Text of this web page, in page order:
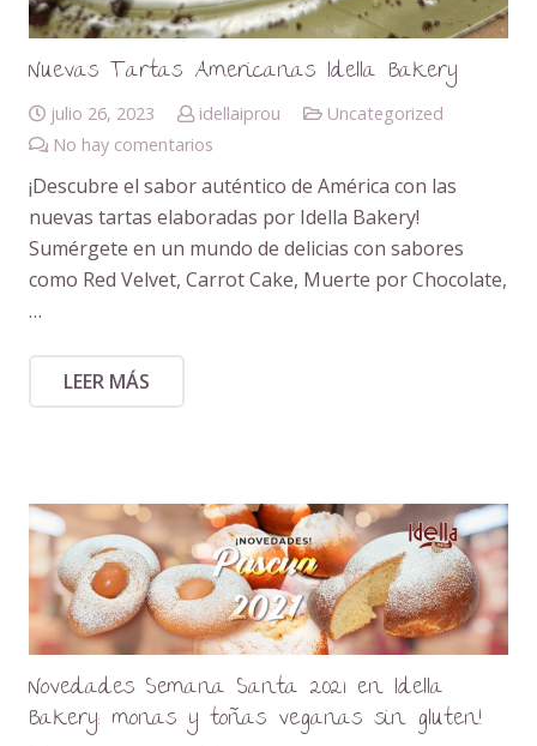
Nuevas Tartas Americanas Idella Bakery
julio 26, 2023 idellaiprou
Uncategorized
No hay comentarios
¡Descubre el sabor auténtico de América con las
nuevas tartas elaboradas por Idella Bakery!
Sumérgete en un mundo de delicias con sabores
como Red Velvet, Carrot Cake, Muerte por Chocolate,
…
LEER MÁS
Novedades Semana Santa 2021 en Idella
Bakery: monas y toñas veganas sin gluten!